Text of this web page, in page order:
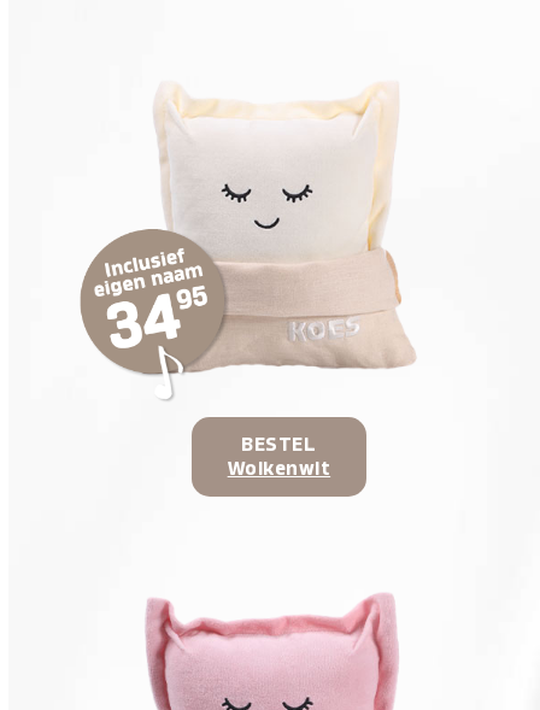
BESTEL
Wolkenwit